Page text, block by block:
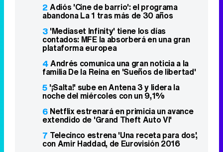
2 Adiós 'Cine de barrio': el programa
abandona La 1 tras más de 30 años
3 'Mediaset Infinity' tiene los días
contados: MFE la absorberá en una gran
plataforma europea
4Andrés comunica una gran noticia a la
familia De la Reina en 'Sueños de libertad'
5 '¡Salta!' sube en Antena 3 y lidera la
noche del miércoles con un 9,1%
6 Netflix estrenará en primicia un avance
extendido de 'Grand Theft Auto VI'
7 Telecinco estrena 'Una receta para dos',
con Amir Haddad, de Eurovisión 2016